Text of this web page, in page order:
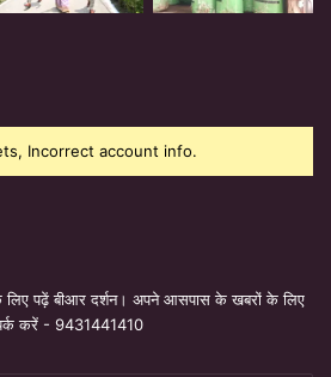
Incorrect account info.
लिए पढ़ें बीआर दर्शन। अपने आसपास के खबरों के लिए
करें - 9431441410